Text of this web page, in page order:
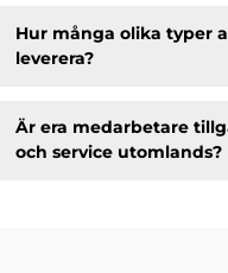
Hur många olika typer
leverera?
Är era medarbetare
och service utomlands?